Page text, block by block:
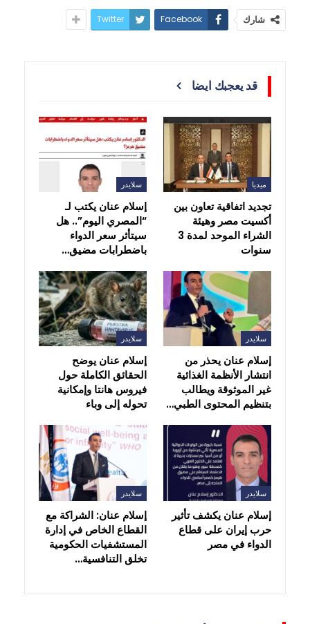
شارك Facebook
Twitter
قد يعجبك ايضا
ميديا
تجديد اتفاقية تعاون بين
أكسيت مصر وهيئة
الشراء الموحد لمدة 3
سنوات
سلايدر
إسلام عنان يكتب لـ
“المصري اليوم”.. هل
سيتأثر سعر الدواء
باضطرابات مضيق…
سلايدر
إسلام عنان يحذر من
انتشار الأنظمة الغذائية
غير الموثوقة ويطالب
بتنظيم المحتوى الطبي…
سلايدر
إسلام عنان يوضح
الحقائق الكاملة حول
فيروس هانتا وإمكانية
تحوله إلى وباء
سلايدر
إسلام عنان يكشف تأثير
حرب إيران على قطاع
الدواء في مصر
سلايدر
إسلام عنان: الشراكة مع
القطاع الخاص في إدارة
المستشفيات الحكومية
تخلق التنافسية…